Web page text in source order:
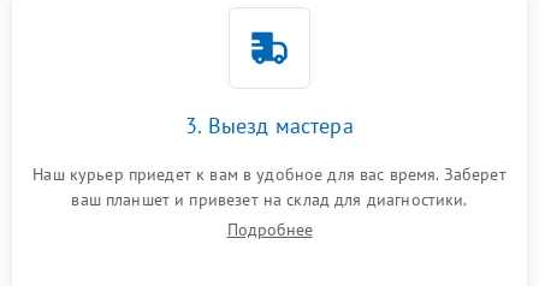
3. Выезд мастера
Наш курьер приедет к вам в удобное для вас время. Заберет
ваш планшет и привезет на склад для диагностики.
Подробнее